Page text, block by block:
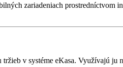
zariadeniach prostredníctvom
v systéme eKasa. Využívajú ju